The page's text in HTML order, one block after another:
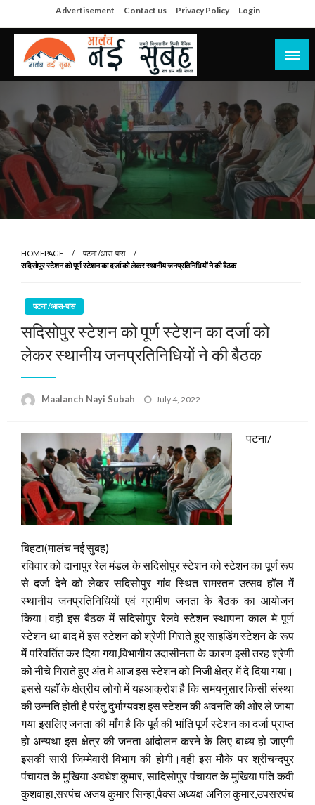
to
content
Advertisement Contact us Privacy Policy Login
सच हार नही सकता
HOMEPAGE
पटना /आस-पास
सदिसोपुर स्टेशन को पूर्ण स्टेशन का दर्जा को लेकर स्थानीय जनप्रतिनिधियों ने की बैठक
पटना /आस-पास
सदिसोपुर स्टेशन को पूर्ण स्टेशन का दर्जा को
लेकर स्थानीय जनप्रतिनिधियों ने की बैठक
Maalanch Nayi Subah
Posted
July 4, 2022
पटना/
बिहटा(मालंच नई सुबह)
रविवार को दानापुर रेल मंडल के सदिसोपुर स्टेशन को स्टेशन का पूर्ण रूप
से दर्जा देने को लेकर सदिसोपुर गांव स्थित रामरतन उत्सव हॉल में
स्थानीय जनप्रतिनिधियों एवं ग्रामीण जनता के बैठक का आयोजन
किया।वही इस बैठक में सदिसोपुर रेलवे स्टेशन स्थापना काल मे पूर्ण
स्टेशन था बाद में इस स्टेशन को श्रेणी गिराते हुए साइडिंग स्टेशन के रूप
में परिवर्तित कर दिया गया,विभागीय उदासीनता के कारण इसी तरह श्रेणी
को नीचे गिराते हुए अंत मे आज इस स्टेशन को निजी क्षेत्र में दे दिया गया।
इससे यहाँ के क्षेत्रीय लोगो में यहआक्रोश है कि समयनुसार किसी संस्था
की उन्नति होती है परंतु दुर्भाग्यवश इस स्टेशन की अवनति की ओर ले जाया
गया इसलिए जनता की माँग है कि पूर्व की भांति पूर्ण स्टेशन का दर्जा प्राप्त
हो अन्यथा इस क्षेत्र की जनता आंदोलन करने के लिए बाध्य हो जाएगी
इसकी सारी जिम्मेवारी विभाग की होगी।वही इस मौके पर श्रीचन्दपुर
पंचायत के मुखिया अवधेश कुमार, सादिसोपुर पंचायत के मुखिया पति कवी
कुशवाहा,सरपंच अजय कुमार सिन्हा,पैक्स अध्यक्ष अनिल कुमार,उपसरपंच